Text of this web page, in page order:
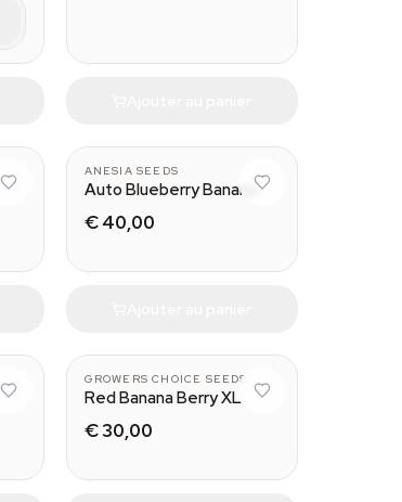
ANESIA SEEDS
Auto Blueberry Banana
€ 40,00
GROWERS CHOICE SEEDS
Red Banana Berry XL
€ 30,00